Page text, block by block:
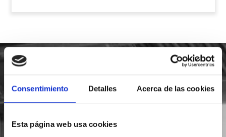
Consentimiento Detalles Acerca de las cookies
Esta página web usa cookies
SOLICITA INFORMACIÓN